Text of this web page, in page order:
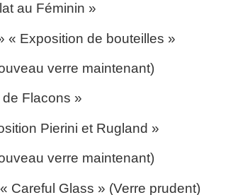
au Féminin »
« Exposition de bouteilles »
verre maintenant)
Flacons »
Pierini et Rugland »
verre maintenant)
Careful Glass » (Verre prudent)